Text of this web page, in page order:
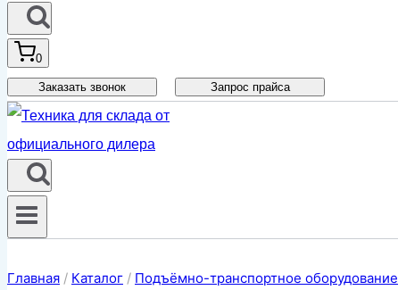
0
Заказать звонок Запрос прайса
Главная / Каталог / Подъёмно-транспортное оборудование